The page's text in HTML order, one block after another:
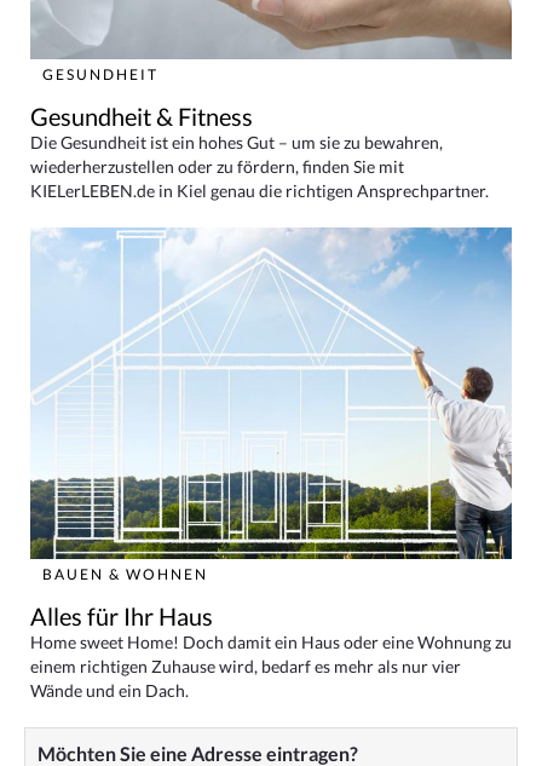
GESUNDHEIT
Gesundheit & Fitness
Die Gesundheit ist ein hohes Gut – um sie zu bewahren,
wiederherzustellen oder zu fördern, finden Sie mit
KIELerLEBEN.de in Kiel genau die richtigen Ansprechpartner.
BAUEN & WOHNEN
Alles für Ihr Haus
Home sweet Home! Doch damit ein Haus oder eine Wohnung zu
einem richtigen Zuhause wird, bedarf es mehr als nur vier
Wände und ein Dach.
Möchten Sie eine Adresse eintragen?